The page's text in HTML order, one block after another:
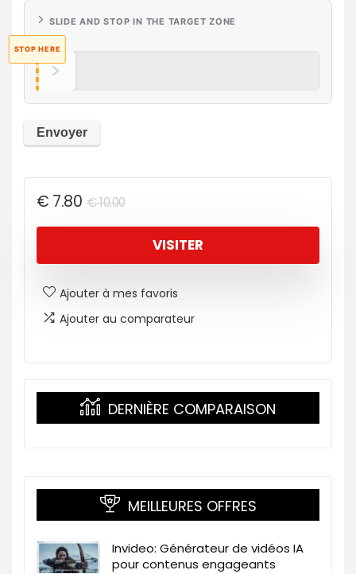
SLIDE AND STOP IN THE TARGET ZONE
STOP HERE
€10.00
€ 7.80
VISITER
Ajouter à mes favoris
Ajouter au comparateur
DERNIÈRE COMPARAISON
MEILLEURES OFFRES
Invideo: Générateur de vidéos IA
pour contenus engageants